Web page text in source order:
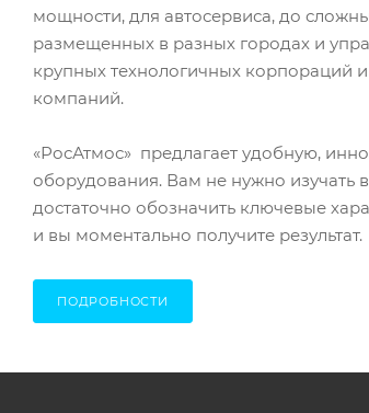
мощности, для автосервиса, до
размещенных в разных городах и
крупных технологичных корпораций
компаний.
«РосАтмос» предлагает удобную,
оборудования. Вам не нужно изучать
достаточно обозначить ключевые
и вы моментально получите результат.
ПОДРОБНОСТИ